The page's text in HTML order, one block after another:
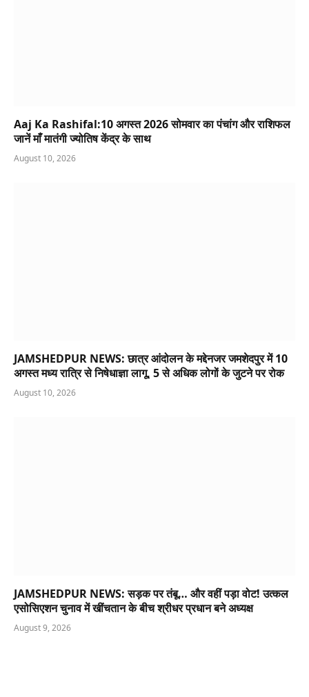
Aaj Ka Rashifal:10 अगस्त 2026 सोमवार का पंचांग और राशिफल
जानें माँ मातंगी ज्योतिष केंद्र के साथ
August 10, 2026
JAMSHEDPUR NEWS: छात्र आंदोलन के मद्देनजर जमशेदपुर में 10
अगस्त मध्य रात्रि से निषेधाज्ञा लागू, 5 से अधिक लोगों के जुटने पर रोक
August 10, 2026
JAMSHEDPUR NEWS: सड़क पर तंबू… और वहीं पड़ा वोट! उत्कल
एसोसिएशन चुनाव में खींचतान के बीच श्रीधर प्रधान बने अध्यक्ष
August 9, 2026